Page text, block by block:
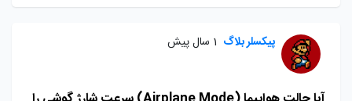
پیکسلر بلاگ 1 سال پیش